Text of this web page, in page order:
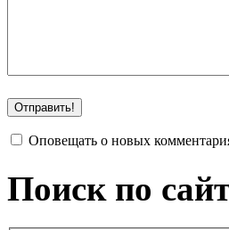
Оповещать о новых
Поиск по